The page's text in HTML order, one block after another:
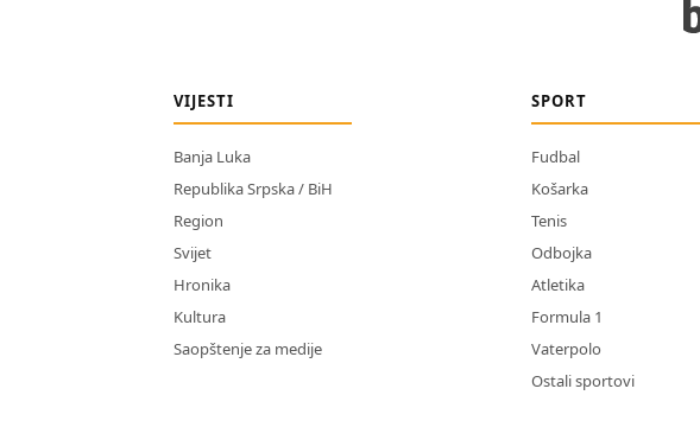
VIJESTI
Banja Luka
Republika Srpska / BiH
Region
Svijet
Hronika
Kultura
Saopštenje za medije
SPORT
Fudbal
Košarka
Tenis
Odbojka
Atletika
Formula 1
Vaterpolo
Ostali sportovi